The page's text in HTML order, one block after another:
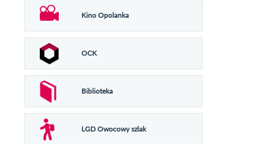
Kino Opolanka
OCK
Biblioteka
LGD Owocowy szlak